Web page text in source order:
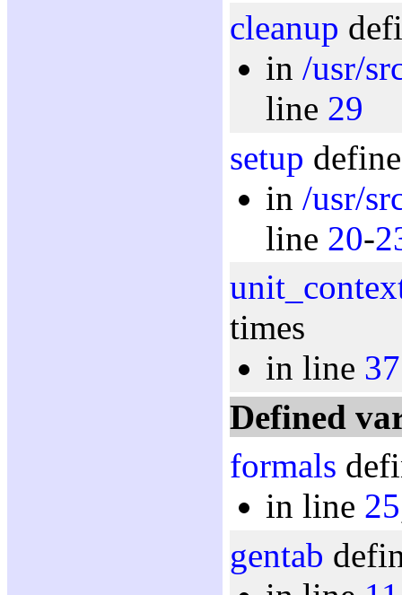
cleanup
in /usr/
line 29
setup
in /usr/
line 20-
times
in line 37
Defined
formals
in line 25
gentab